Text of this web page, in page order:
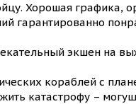
Хорошая графика,
гарантированно
экшен на
кораблей с
катастрофу –